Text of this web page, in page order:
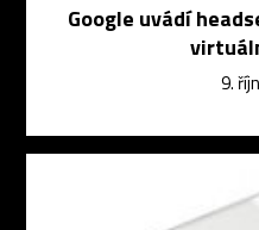
Google uvádí
9.